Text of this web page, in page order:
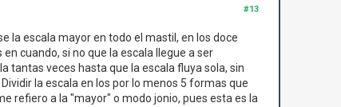
#13
la escala mayor en todo el mastil, en los doce
cuando, si no que la escala llegue a ser
tantas veces hasta que la escala fluya sola, sin
la escala en los por lo menos 5 formas que
refiero a la "mayor" o modo jonio, pues esta es la